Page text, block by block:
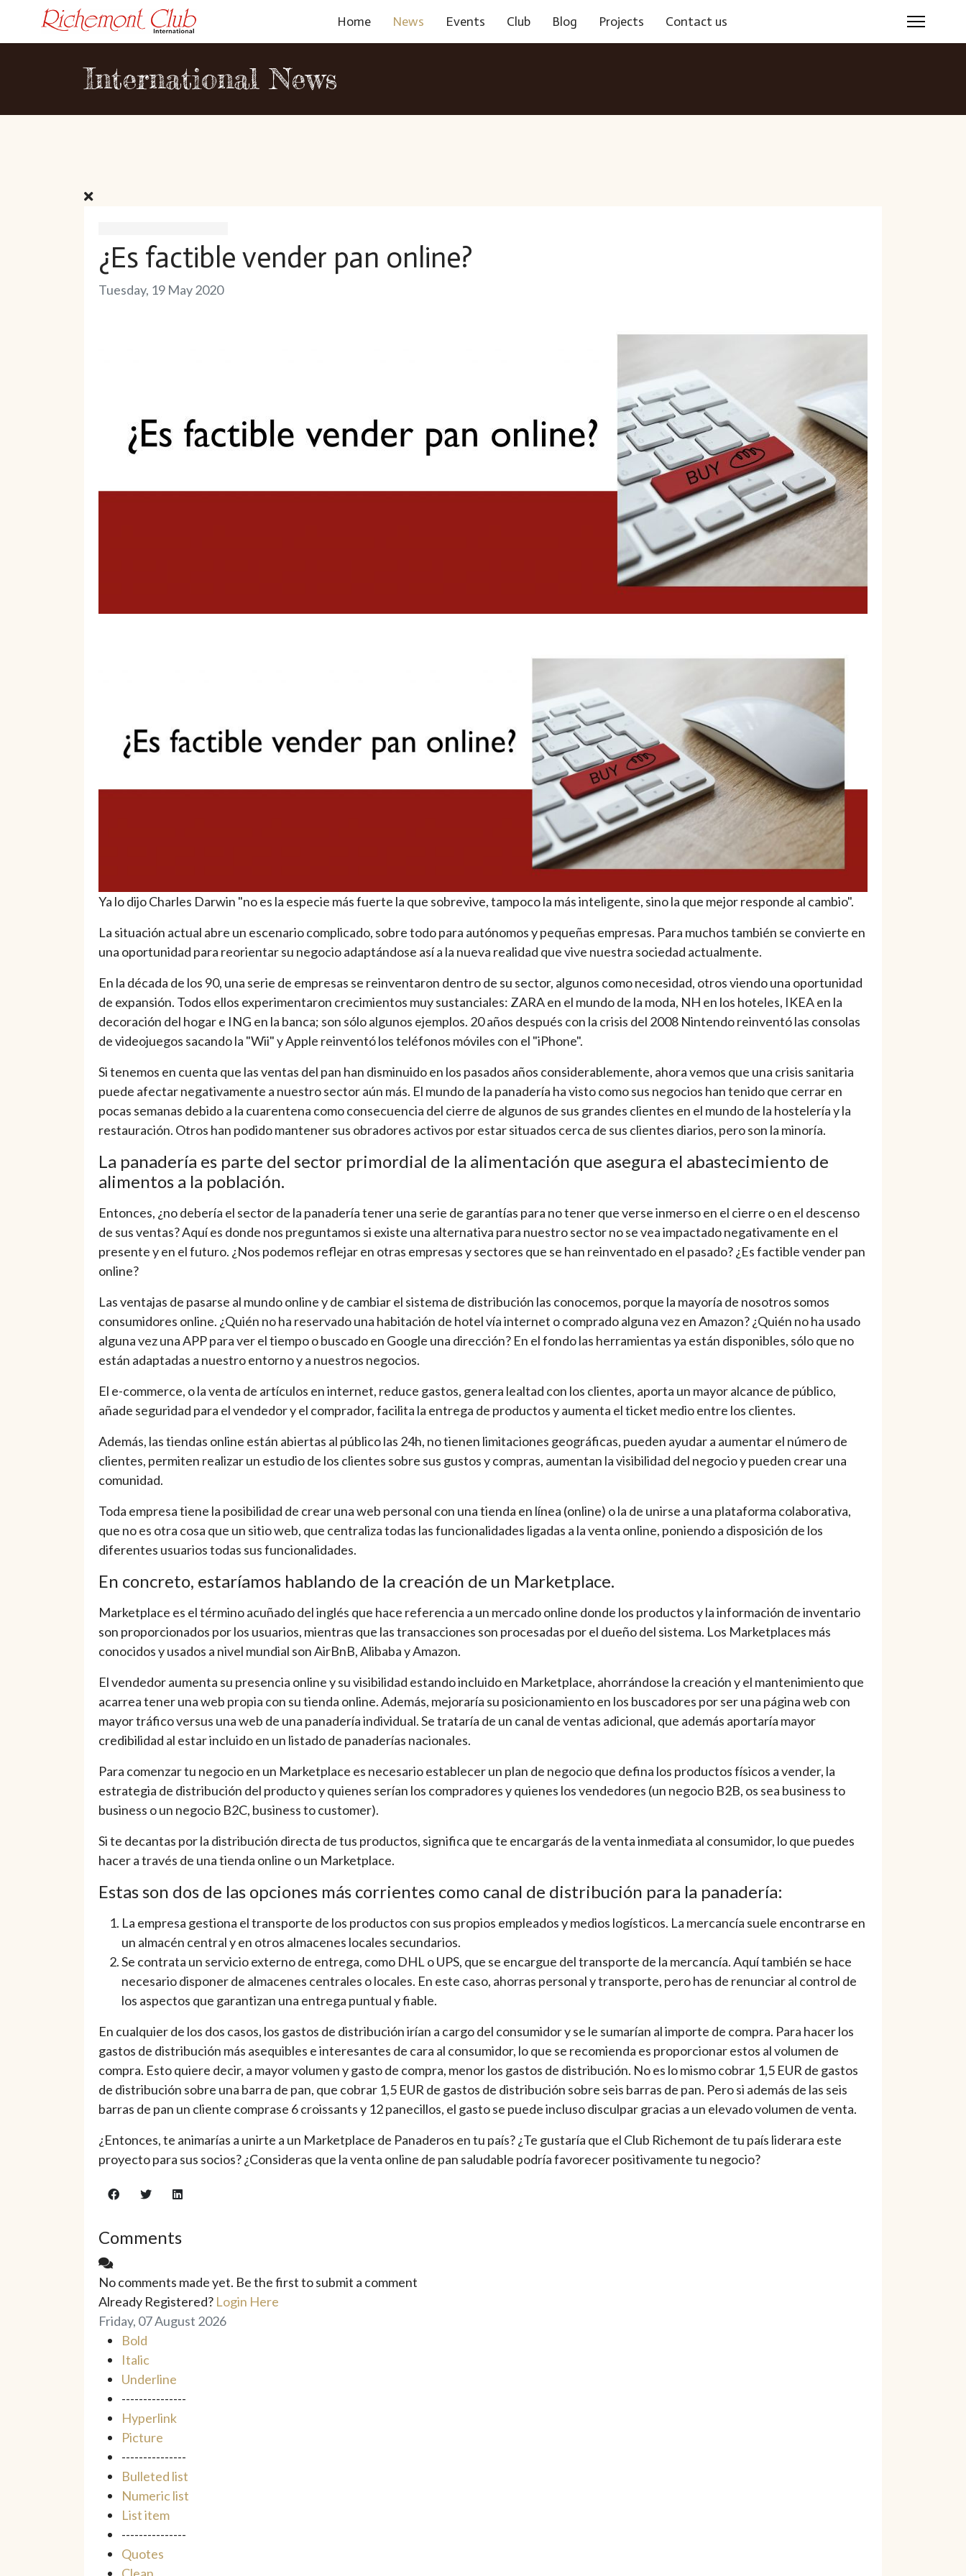
Home News Events Club Blog Projects Contact us
International News
¿Es factible vender pan online?
Tuesday, 19 May 2020
Ya lo dijo Charles Darwin "no es la especie más fuerte la que sobrevive, tampoco la más inteligente, sino la que mejor responde al cambio".
La situación actual abre un escenario complicado, sobre todo para autónomos y pequeñas empresas. Para muchos también se convierte en
una oportunidad para reorientar su negocio adaptándose así a la nueva realidad que vive nuestra sociedad actualmente.
En la década de los 90, una serie de empresas se reinventaron dentro de su sector, algunos como necesidad, otros viendo una oportunidad
de expansión. Todos ellos experimentaron crecimientos muy sustanciales: ZARA en el mundo de la moda, NH en los hoteles, IKEA en la
decoración del hogar e ING en la banca; son sólo algunos ejemplos. 20 años después con la crisis del 2008 Nintendo reinventó las consolas
de videojuegos sacando la "Wii" y Apple reinventó los teléfonos móviles con el "iPhone".
Si tenemos en cuenta que las ventas del pan han disminuido en los pasados años considerablemente, ahora vemos que una crisis sanitaria
puede afectar negativamente a nuestro sector aún más. El mundo de la panadería ha visto como sus negocios han tenido que cerrar en
pocas semanas debido a la cuarentena como consecuencia del cierre de algunos de sus grandes clientes en el mundo de la hostelería y la
restauración. Otros han podido mantener sus obradores activos por estar situados cerca de sus clientes diarios, pero son la minoría.
La panadería es parte del sector primordial de la alimentación que asegura el abastecimiento de
alimentos a la población.
Entonces, ¿no debería el sector de la panadería tener una serie de garantías para no tener que verse inmerso en el cierre o en el descenso
de sus ventas? Aquí es donde nos preguntamos si existe una alternativa para nuestro sector no se vea impactado negativamente en el
presente y en el futuro. ¿Nos podemos reflejar en otras empresas y sectores que se han reinventado en el pasado? ¿Es factible vender pan
online?
Las ventajas de pasarse al mundo online y de cambiar el sistema de distribución las conocemos, porque la mayoría de nosotros somos
consumidores online. ¿Quién no ha reservado una habitación de hotel vía internet o comprado alguna vez en Amazon? ¿Quién no ha usado
alguna vez una APP para ver el tiempo o buscado en Google una dirección? En el fondo las herramientas ya están disponibles, sólo que no
están adaptadas a nuestro entorno y a nuestros negocios.
El e-commerce, o la venta de artículos en internet, reduce gastos, genera lealtad con los clientes, aporta un mayor alcance de público,
añade seguridad para el vendedor y el comprador, facilita la entrega de productos y aumenta el ticket medio entre los clientes.
Además, las tiendas online están abiertas al público las 24h, no tienen limitaciones geográficas, pueden ayudar a aumentar el número de
clientes, permiten realizar un estudio de los clientes sobre sus gustos y compras, aumentan la visibilidad del negocio y pueden crear una
comunidad.
Toda empresa tiene la posibilidad de crear una web personal con una tienda en línea (online) o la de unirse a una plataforma colaborativa,
que no es otra cosa que un sitio web, que centraliza todas las funcionalidades ligadas a la venta online, poniendo a disposición de los
diferentes usuarios todas sus funcionalidades.
En concreto, estaríamos hablando de la creación de un Marketplace.
Marketplace es el término acuñado del inglés que hace referencia a un mercado online donde los productos y la información de inventario
son proporcionados por los usuarios, mientras que las transacciones son procesadas por el dueño del sistema. Los Marketplaces más
conocidos y usados a nivel mundial son AirBnB, Alibaba y Amazon.
El vendedor aumenta su presencia online y su visibilidad estando incluido en Marketplace, ahorrándose la creación y el mantenimiento que
acarrea tener una web propia con su tienda online. Además, mejoraría su posicionamiento en los buscadores por ser una página web con
mayor tráfico versus una web de una panadería individual. Se trataría de un canal de ventas adicional, que además aportaría mayor
credibilidad al estar incluido en un listado de panaderías nacionales.
Para comenzar tu negocio en un Marketplace es necesario establecer un plan de negocio que defina los productos físicos a vender, la
estrategia de distribución del producto y quienes serían los compradores y quienes los vendedores (un negocio B2B, os sea business to
business o un negocio B2C, business to customer).
Si te decantas por la distribución directa de tus productos, significa que te encargarás de la venta inmediata al consumidor, lo que puedes
hacer a través de una tienda online o un Marketplace.
Estas son dos de las opciones más corrientes como canal de distribución para la panadería:
La empresa gestiona el transporte de los productos con sus propios empleados y medios logísticos. La mercancía suele encontrarse en
un almacén central y en otros almacenes locales secundarios.
Se contrata un servicio externo de entrega, como DHL o UPS, que se encargue del transporte de la mercancía. Aquí también se hace
necesario disponer de almacenes centrales o locales. En este caso, ahorras personal y transporte, pero has de renunciar al control de
los aspectos que garantizan una entrega puntual y fiable.
En cualquier de los dos casos, los gastos de distribución irían a cargo del consumidor y se le sumarían al importe de compra. Para hacer los
gastos de distribución más asequibles e interesantes de cara al consumidor, lo que se recomienda es proporcionar estos al volumen de
compra. Esto quiere decir, a mayor volumen y gasto de compra, menor los gastos de distribución. No es lo mismo cobrar 1,5 EUR de gastos
de distribución sobre una barra de pan, que cobrar 1,5 EUR de gastos de distribución sobre seis barras de pan. Pero si además de las seis
barras de pan un cliente comprase 6 croissants y 12 panecillos, el gasto se puede incluso disculpar gracias a un elevado volumen de venta.
¿Entonces, te animarías a unirte a un Marketplace de Panaderos en tu país? ¿Te gustaría que el Club Richemont de tu país liderara este
proyecto para sus socios? ¿Consideras que la venta online de pan saludable podría favorecer positivamente tu negocio?
Comments
No comments made yet. Be the first to submit a comment
Already Registered? Login Here
Friday, 07 August 2026
Bold
Italic
Underline
---------------
Hyperlink
Picture
---------------
Bulleted list
Numeric list
List item
---------------
Quotes